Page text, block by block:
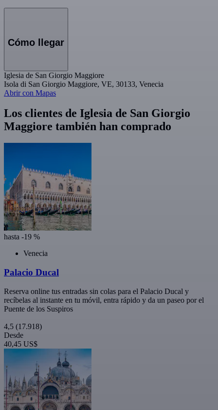
Cómo llegar
Iglesia de San Giorgio Maggiore
Isola di San Giorgio Maggiore, VE, 30133, Venecia
Abrir con Mapas
Los clientes de Iglesia de San Giorgio
Maggiore también han comprado
hasta -19 %
Venecia
Palacio Ducal
Reserva online tus entradas sin colas para el Palacio Ducal y
recíbelas al instante en tu móvil, entra rápido y da un paseo por el
Puente de los Suspiros
4,5 (17.918)
Desde
40,45 US$